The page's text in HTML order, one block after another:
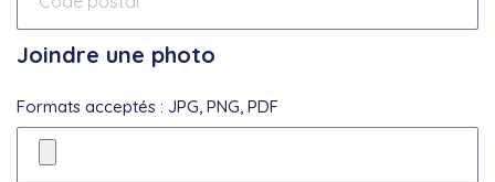
Joindre une photo
Formats acceptés : JPG, PNG, PDF